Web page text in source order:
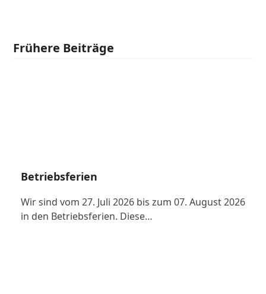
Frühere Beiträge
Betriebsferien
Wir sind vom 27. Juli 2026 bis zum 07. August 2026
in den Betriebsferien. Diese…